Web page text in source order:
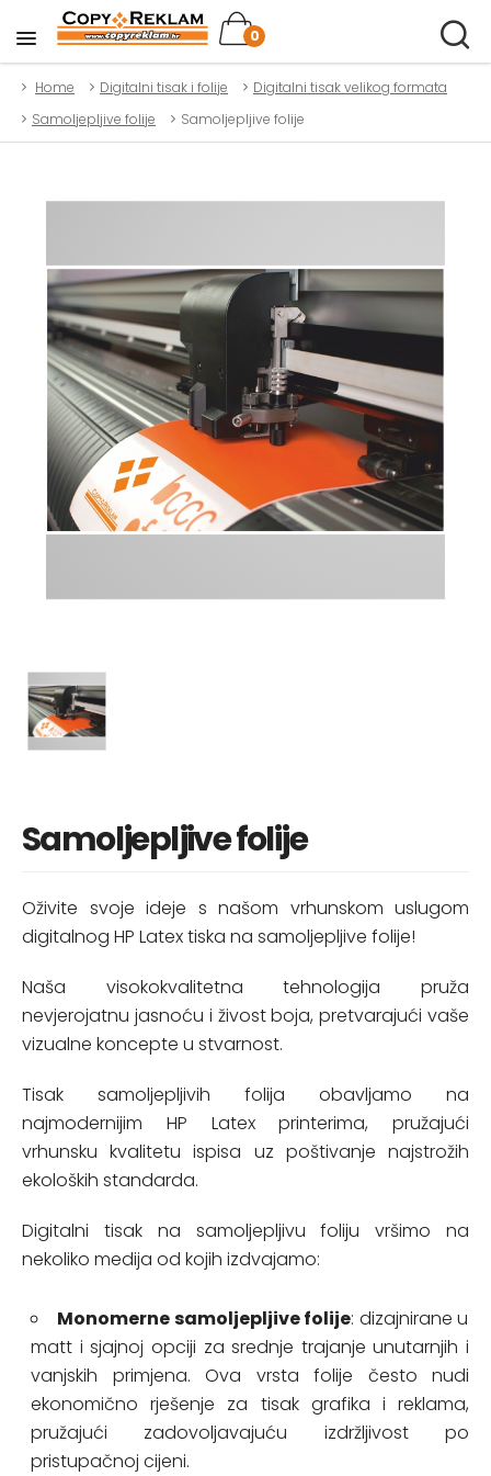
0
Home Digitalni tisak i folije
Digitalni tisak velikog formata
Samoljepljive folije
Samoljepljive folije
Samoljepljive folije
Oživite svoje ideje s našom vrhunskom uslugom
digitalnog HP Latex tiska na samoljepljive folije!
Naša visokokvalitetna tehnologija pruža
nevjerojatnu jasnoću i živost boja, pretvarajući vaše
vizualne koncepte u stvarnost.
Tisak samoljepljivih folija obavljamo na
najmodernijim HP Latex printerima, pružajući
vrhunsku kvalitetu ispisa uz poštivanje najstrožih
ekoloških standarda.
Digitalni tisak na samoljepljivu foliju vršimo na
nekoliko medija od kojih izdvajamo:
Monomerne samoljepljive folije: dizajnirane u
matt i sjajnoj opciji za srednje trajanje unutarnjih i
vanjskih primjena. Ova vrsta folije često nudi
ekonomično rješenje za tisak grafika i reklama,
pružajući zadovoljavajuću izdržljivost po
pristupačnoj cijeni.